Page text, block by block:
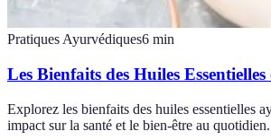
Pratiques Ayurvédiques6 min
Les Bienfaits des Huiles
Explorez les bienfaits des huiles essentielles
impact sur la santé et le bien-être au quotidien.